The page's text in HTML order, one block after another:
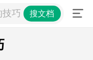
巧 搜文档